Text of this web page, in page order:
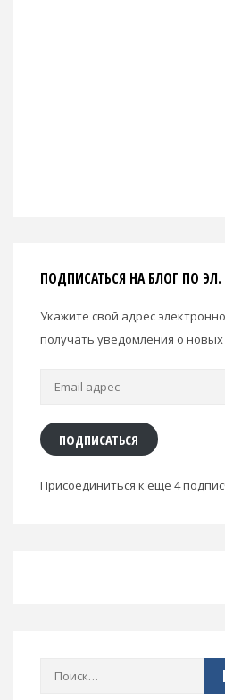
ПОДПИСАТЬСЯ НА БЛОГ ПО ЭЛ.
Укажите свой адрес
получать уведомления о новых
Email
ПОДПИСАТЬСЯ
Присоединиться к еще 4
Найти: